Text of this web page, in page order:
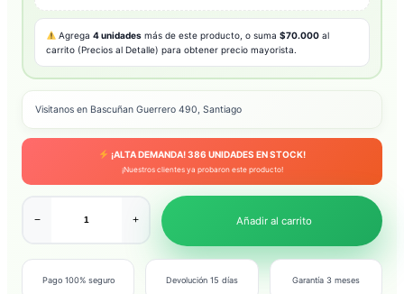
Agrega4 unidades más de este producto, o suma$70.000 al
carrito (Precios al Detalle) para obtener precio mayorista.
Visitanos en Bascuñan Guerrero 490, Santiago
¡ALTA DEMANDA!386 UNIDADES EN STOCK!
¡Nuestros clientes ya probaron este producto!
− + Añadir al carrito
Pago 100% seguro Devolución 15 días Garantía 3 meses